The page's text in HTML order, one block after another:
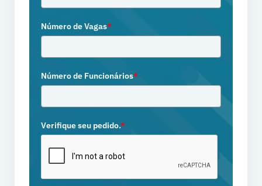
Número de Vagas*
Número de Funcionários*
Verifique seu pedido.*